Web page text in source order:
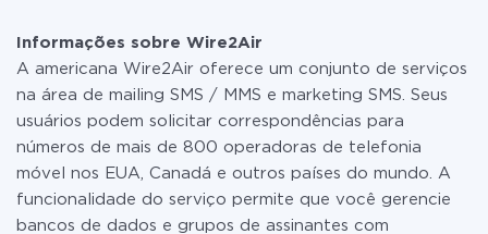
Informações sobre Wire2Air
A americana Wire2Air oferece um conjunto de serviços
na área de mailing SMS / MMS e marketing SMS. Seus
usuários podem solicitar correspondências para
números de mais de 800 operadoras de telefonia
móvel nos EUA, Canadá e outros países do mundo. A
funcionalidade do serviço permite que você gerencie
bancos de dados e grupos de assinantes com